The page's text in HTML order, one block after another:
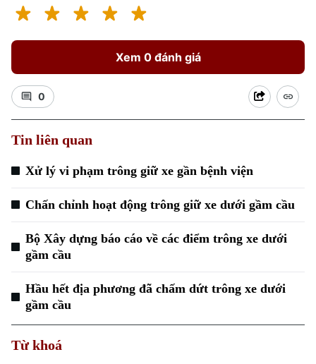
Xem 0 đánh giá
0
Tin liên quan
Xử lý vi phạm trông giữ xe gần bệnh viện
Chấn chỉnh hoạt động trông giữ xe dưới gầm cầu
Bộ Xây dựng báo cáo về các điểm trông xe dưới
gầm cầu
Hầu hết địa phương đã chấm dứt trông xe dưới
gầm cầu
Từ khoá